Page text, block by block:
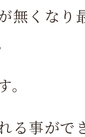
無くなり
る事がで